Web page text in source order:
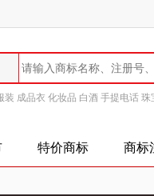
装 成品衣 化妆品 白酒 手提电话 珠
特价商标 商标